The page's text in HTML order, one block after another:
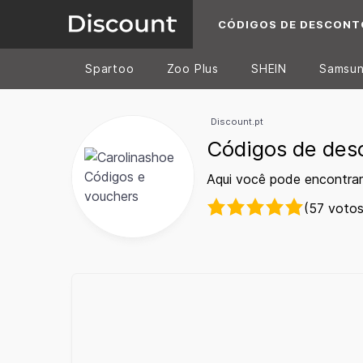
CÓDIGOS DE
Spartoo Zoo Plus SHEIN
Discount.pt
Códigos de
Aqui você pode
(57